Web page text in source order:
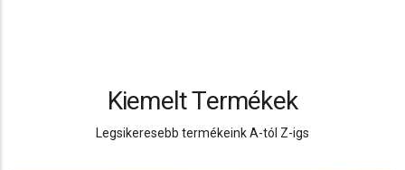
Kiemelt Termékek
Legsikeresebb termékeink A-tól Z-igs